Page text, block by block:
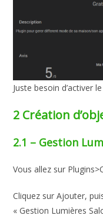
Juste besoin d’activer
2 Création
2.1 – Gestion
Vous allez sur
Cliquez sur Ajouter,
« Gestion Lumières